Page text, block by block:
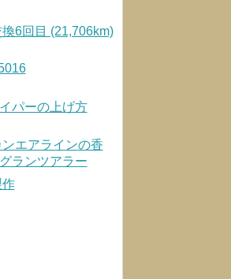
6回目 (21,706km)
パーの上げ方
エアラインの香
ランツアラー